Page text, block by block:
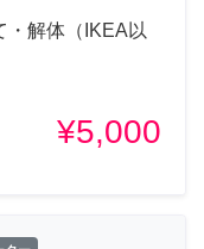
・解体（IKEA以
¥5,000